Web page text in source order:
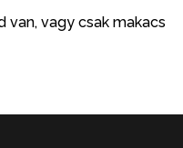
van, vagy csak makacs